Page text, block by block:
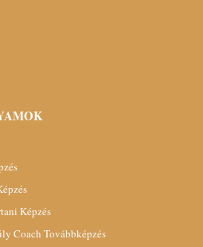
Képzés
Coach Továbbképzés